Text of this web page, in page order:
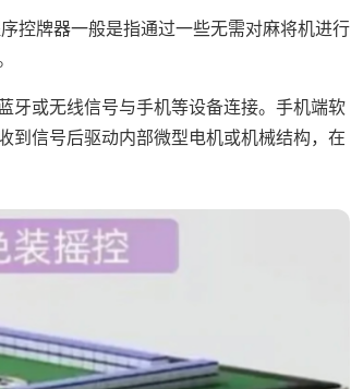
控牌器一般是指通过一些无需对麻将机进行
牙或无线信号与手机等设备连接。手机端软
到信号后驱动内部微型电机或机械结构，在